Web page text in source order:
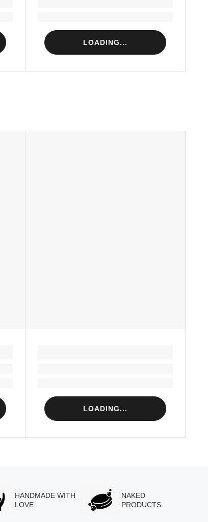
LOADING...
LOADING...
HANDMADE WITH
LOVE
NAKED
PRODUCTS